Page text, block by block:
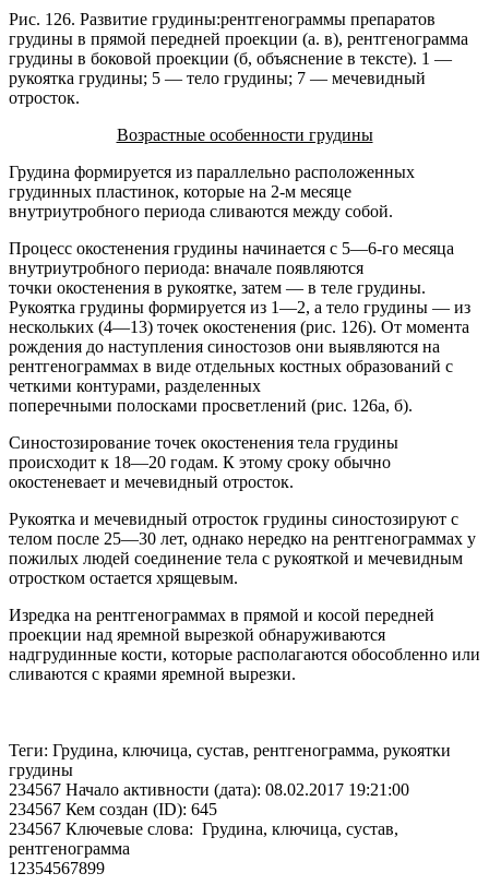
Рис. 126. Развитие грудины:рентгенограммы препаратов
грудины в прямой передней проекции (а. в), рентгенограмма
грудины в боковой проекции (б, объяснение в тексте). 1 —
рукоятка грудины; 5 — тело грудины; 7 — мечевидный
отросток.
Возрастные особенности грудины
Грудина формируется из параллельно расположенных
грудинных пластинок, которые на 2-м месяце
внутриутробного периода сливаются между собой.
Процесс окостенения грудины начинается с 5—6-го месяца
внутриутробного периода: вначале появляются
точки окостенения в рукоятке, затем — в теле грудины.
Рукоятка грудины формируется из 1—2, а тело грудины — из
нескольких (4—13) точек окостенения (рис. 126). От момента
рождения до наступления синостозов они выявляются на
рентгенограммах в виде отдельных костных образований с
четкими контурами, разделенных
поперечными полосками просветлений (рис. 126а, б).
Синостозирование точек окостенения тела грудины
происходит к 18—20 годам. К этому сроку обычно
окостеневает и мечевидный отросток.
Рукоятка и мечевидный отросток грудины синостозируют с
телом после 25—30 лет, однако нередко на рентгенограммах у
пожилых людей соединение тела с рукояткой и мечевидным
отростком остается хрящевым.
Изредка на рентгенограммах в прямой и косой передней
проекции над яремной вырезкой обнаруживаются
надгрудинные кости, которые располагаются обособленно или
сливаются с краями яремной вырезки.
Теги: Грудина, ключица, сустав, рентгенограмма, рукоятки
грудины
234567 Начало активности (дата): 08.02.2017 19:21:00
234567 Кем создан (ID): 645
234567 Ключевые слова: Грудина, ключица, сустав,
рентгенограмма
12354567899